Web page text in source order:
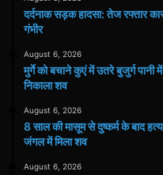
दर्दनाक सड़क हादसा: तेज रफ्तार
गंभीर
August 6, 2026
मुर्गे को बचाने कुएं में उतरे बुजुर्ग
निकाला शव
August 6, 2026
8 साल की मासूम से दुष्कर्म के बाद
जंगल में मिला शव
August 6, 2026